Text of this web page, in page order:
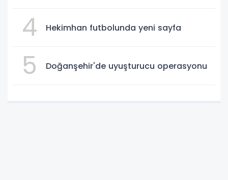
4 Hekimhan futbolunda yeni sayfa
5 Doğanşehir'de uyuşturucu operasyonu